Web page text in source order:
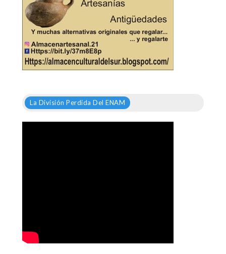
La División Perdida Del ENAM